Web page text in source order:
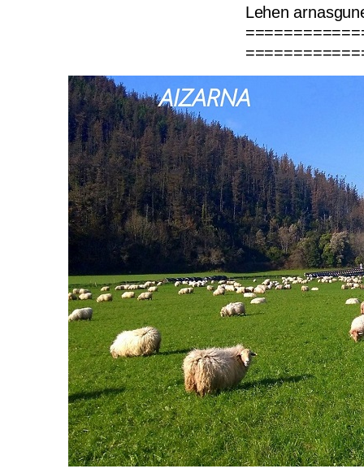
Lehen